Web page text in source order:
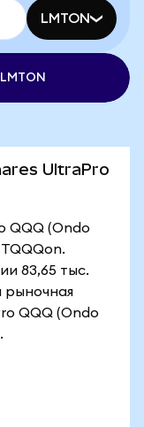
LMTON
UltraPro
QQQ (Ondo
83,65 тыс.
рыночная
QQQ (Ondo